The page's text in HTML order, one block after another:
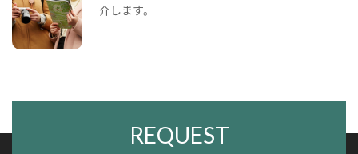
介します。
REQUEST